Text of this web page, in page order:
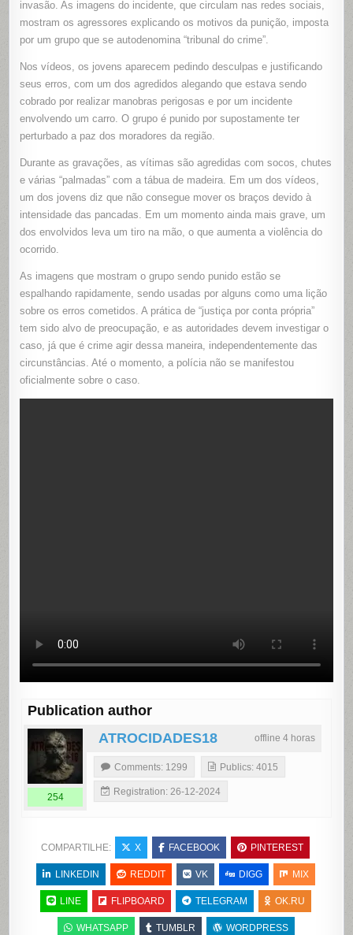
EM
invasão. As imagens do incidente, que circulam nas redes sociais,
mostram os agressores explicando os motivos da punição, imposta
por um grupo que se autodenomina “tribunal do crime”.
Nos vídeos, os jovens aparecem pedindo desculpas e justificando
seus erros, com um dos agredidos alegando que estava sendo
cobrado por realizar manobras perigosas e por um incidente
envolvendo um carro. O grupo é punido por supostamente ter
perturbado a paz dos moradores da região.
Durante as gravações, as vítimas são agredidas com socos, chutes
e várias “palmadas” com a tábua de madeira. Em um dos vídeos,
um dos jovens diz que não consegue mover os braços devido à
intensidade das pancadas. Em um momento ainda mais grave, um
dos envolvidos leva um tiro na mão, o que aumenta a violência do
ocorrido.
As imagens que mostram o grupo sendo punido estão se
espalhando rapidamente, sendo usadas por alguns como uma lição
sobre os erros cometidos. A prática de “justiça por conta própria”
tem sido alvo de preocupação, e as autoridades devem investigar o
caso, já que é crime agir dessa maneira, independentemente das
circunstâncias. Até o momento, a polícia não se manifestou
oficialmente sobre o caso.
Publication author
offline 4 horas
ATROCIDADES18
254
Comments: 1299 Publics: 4015
Registration: 26-12-2024
COMPARTILHE: X FACEBOOK PINTEREST
LINKEDIN REDDIT VK DIGG MIX
LINE FLIPBOARD TELEGRAM OK.RU
WHATSAPP TUMBLR WORDPRESS